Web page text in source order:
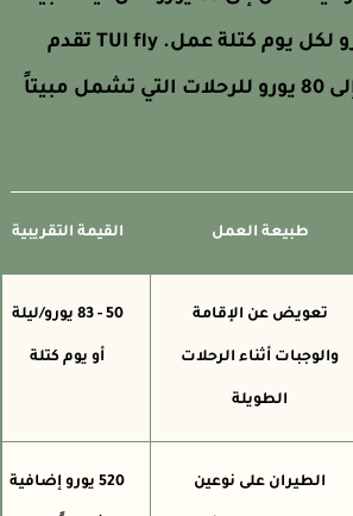
خارج القاعدة و50 يورو لكل يوم كتلة عمل. TUI fly تقدم
بدلات مماثلة تصل إلى 80 يورو للرحلات التي تشمل مبيتاً
طبيعة العمل القيمة التقريبية
تعويض عن الإقامة
والوجبات أثناء الرحلات
الطويلة
50 - 83 يورو/ليلة
أو يوم كتلة
الطيران على نوعين 520 يورو إضافية